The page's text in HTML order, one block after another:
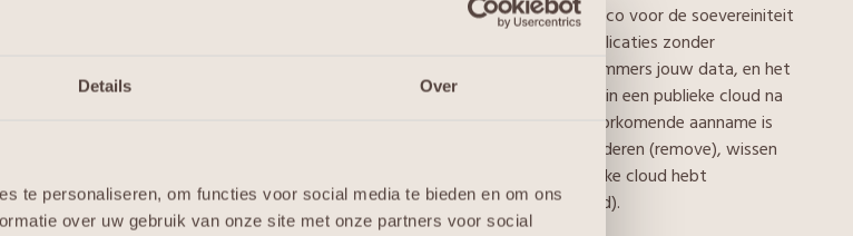
Details Over
te personaliseren, om functies voor social media te bieden en om ons
over uw gebruik van onze site met onze partners voor social
federale overheid vormen de publieke cloud providers zelf ook een risico voor de soevereiniteit
applicaties. Gegevenssoevereiniteit betekent immers ook dat je je data en applicaties zonder
een andere partij onder kan brengen. Eigenlijk niet meer dan logisch want het is immers jouw data, en het
Veel mensen gaan ervan uit dat een aangemaakte virtuele machine (VM) in een publieke cloud na
en dat ook alle data dan voorgoed is verwijderd. Een andere, veelvoorkomende aanname is
van data van de ene naar de andere VM, de verlaten VM leeg is. Verwijderen (remove), wissen
(destroy) zijn echter verschillende begrippen. Als je je data in een publieke cloud hebt
kun je nooit zelf controleren of je data en applicaties echt weg zijn (destroyed).